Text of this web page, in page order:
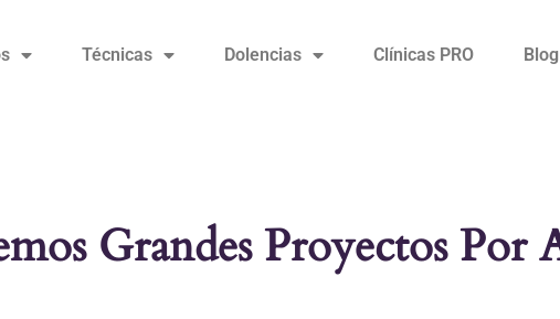
Técnicas Dolencias Clínicas PRO Blog
Grandes Proyectos Por